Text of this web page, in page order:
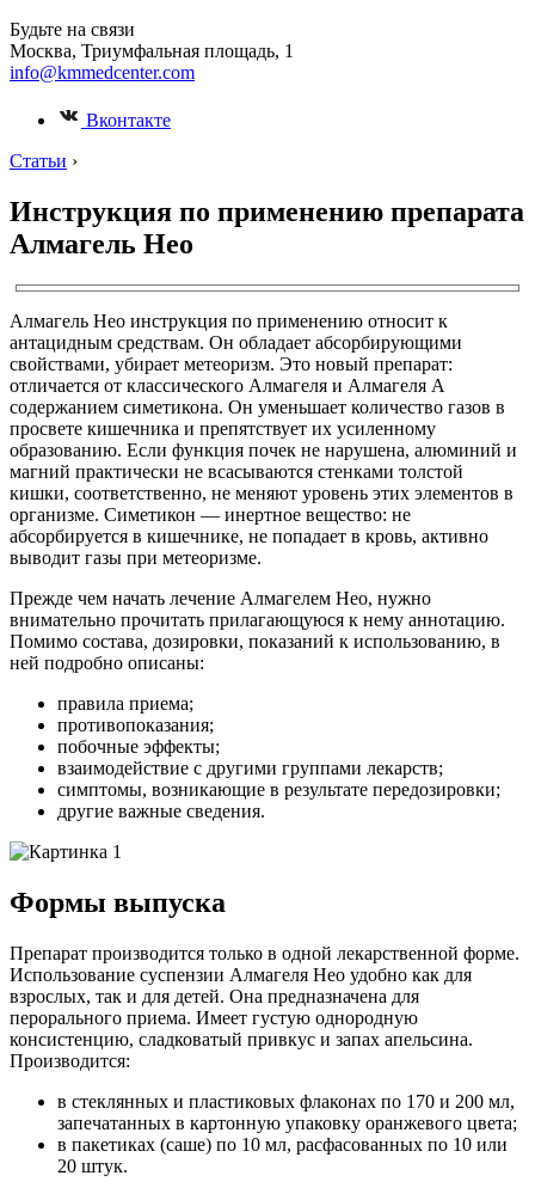
Будьте на связи
Москва, Триумфальная площадь, 1
info@kmmedcenter.com
Вконтакте
Статьи ›
Инструкция по применению препарата
Алмагель Нео
Алмагель Нео инструкция по применению относит к
антацидным средствам. Он обладает абсорбирующими
свойствами, убирает метеоризм. Это новый препарат:
отличается от классического Алмагеля и Алмагеля А
содержанием симетикона. Он уменьшает количество газов в
просвете кишечника и препятствует их усиленному
образованию. Если функция почек не нарушена, алюминий и
магний практически не всасываются стенками толстой
кишки, соответственно, не меняют уровень этих элементов в
организме. Симетикон — инертное вещество: не
абсорбируется в кишечнике, не попадает в кровь, активно
выводит газы при метеоризме.
Прежде чем начать лечение Алмагелем Нео, нужно
внимательно прочитать прилагающуюся к нему аннотацию.
Помимо состава, дозировки, показаний к использованию, в
ней подробно описаны:
правила приема;
противопоказания;
побочные эффекты;
взаимодействие с другими группами лекарств;
симптомы, возникающие в результате передозировки;
другие важные сведения.
Формы выпуска
Препарат производится только в одной лекарственной форме.
Использование суспензии Алмагеля Нео удобно как для
взрослых, так и для детей. Она предназначена для
перорального приема. Имеет густую однородную
консистенцию, сладковатый привкус и запах апельсина.
Производится:
в стеклянных и пластиковых флаконах по 170 и 200 мл,
запечатанных в картонную упаковку оранжевого цвета;
в пакетиках (саше) по 10 мл, расфасованных по 10 или
20 штук.